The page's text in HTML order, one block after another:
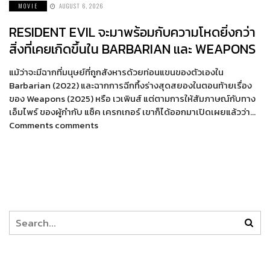
MOVIE AUGUST 6, 2026
RESIDENT EVIL จะมาพร้อมกับความโหดยิ่งกว่า
สิ่งที่เคยเกิดขึ้นใน BARBARIAN และ WEAPONS
แม้ว่าจะมีฉากที่มนุษย์ที่ถูกสังหารด้วยท่อนแขนของตัวเองใน
Barbarian (2022) และฉากการฉีกทึ้งร่างสุดสยองในตอนท้ายเรื่อง
ของ Weapons (2025) หรือ เวเพินส์ แต่ตามการให้สัมภาษณ์กับทาง
เอ็มไพร์ ของผู้กำกับ แซ็ค เครกเกอร์ เขาก็ได้ออกมาเปิดเผยแล้วว่า…
Comments comments